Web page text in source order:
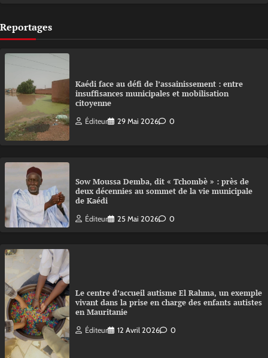
Reportages
Kaédi face au défi de l’assainissement : entre
insuffisances municipales et mobilisation
citoyenne
Éditeur 29 Mai 2026 0
Sow Moussa Demba, dit « Tchombè » : près de
deux décennies au sommet de la vie municipale
de Kaédi
Éditeur 25 Mai 2026 0
Le centre d’accueil autisme El Rahma, un exemple
vivant dans la prise en charge des enfants autistes
en Mauritanie
Éditeur 12 Avril 2026 0